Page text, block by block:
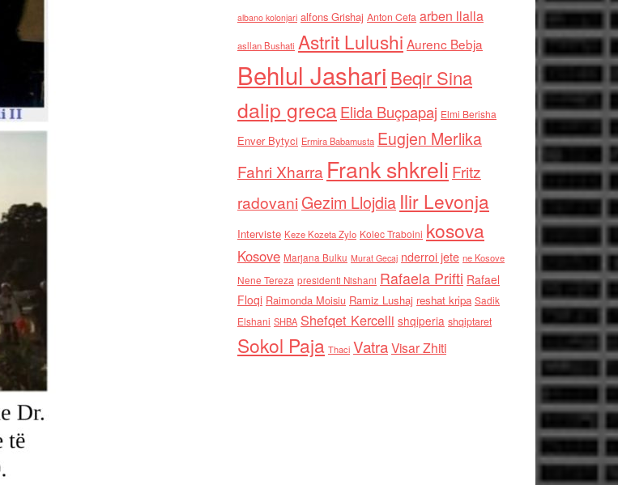
albano kolonjari alfons Grishaj Anton Cefa arben llalla
asllan Bushati Astrit Lulushi Aurenc Bebja
Behlul Jashari Beqir Sina
dalip grecaElida Buçpapaj Elmi Berisha
Enver Bytyci Ermira Babamusta Eugjen Merlika
Fahri Xharra Frank shkreli Fritz
radovaniGezim Llojdia Ilir Levonja
Interviste Keze Kozeta Zylo Kolec Traboini kosova
Kosove Marjana Bulku Murat Gecaj nderroi jete ne Kosove
Nene Tereza presidenti Nishani Rafaela Prifti Rafael
Floqi Raimonda Moisiu Ramiz Lushaj reshat kripa Sadik
Elshani SHBA Shefqet Kercelli shqiperia shqiptaret
Sokol Paja Thaci VatraVisar Zhiti